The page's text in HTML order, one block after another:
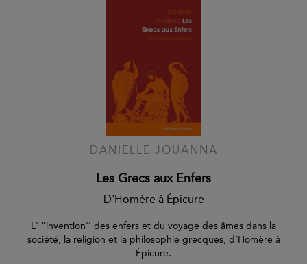
DANIELLE JOUANNA
Les Grecs aux Enfers
D'Homère à Épicure
L' "invention'’ des enfers et du voyage des âmes dans la
société, la religion et la philosophie grecques, d’Homère à
Épicure.